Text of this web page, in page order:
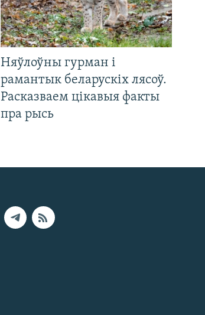
Няўлоўны гурман і
рамантык беларускіх лясоў.
Расказваем цікавыя факты
пра рысь